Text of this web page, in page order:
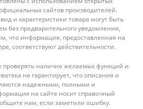
сайтов производителей.
и характеристики товара могут быть
без предварительного уведомления,
что информация, предоставленная на
соответствуют действительности.
проверять наличие желаемых функций и
не гарантирует, что описания и
надежными, полными и
на сайте носит справочный
нам, если заметили ошибку.